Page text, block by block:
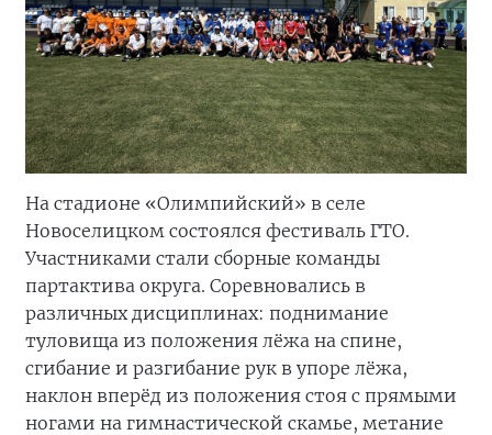
На стадионе «Олимпийский» в селе
Новоселицком состоялся фестиваль ГТО.
Участниками стали сборные команды
партактива округа. Соревновались в
различных дисциплинах: поднимание
туловища из положения лёжа на спине,
сгибание и разгибание рук в упоре лёжа,
наклон вперёд из положения стоя с прямыми
ногами на гимнастической скамье, метание